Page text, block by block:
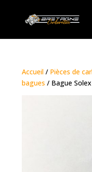
Accueil/ Pièces de
bagues / Bague